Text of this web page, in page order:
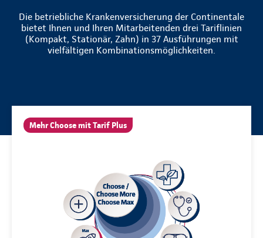
Die betriebliche Krankenversicherung der Continentale
bietet Ihnen und Ihren Mitarbeitenden drei Tariflinien
(Kompakt, Stationär, Zahn) in 37 Ausführungen mit
vielfältigen Kombinationsmöglichkeiten.
Mehr Choose mit Tarif Plus